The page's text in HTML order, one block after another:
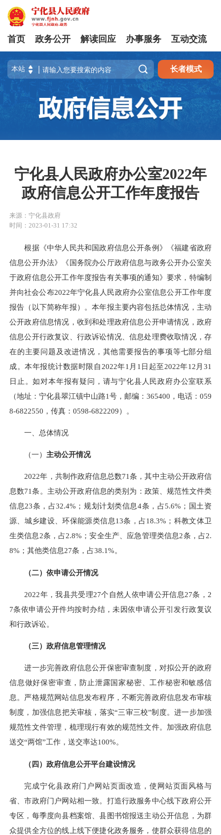
首页 政务公开 解读回应 办事服务 互动交流
 长者模式
宁化县人民政府办公室2022年
政府信息公开工作年度报告
来源：宁化县政府
时间：2023-01-31 17:32
根据《中华人民共和国政府信息公开条例》《福建省政府
信息公开办法》《国务院办公厅政府信息与政务公开办公室关
于政府信息公开工作年度报告有关事项的通知》要求，特编制
并向社会公布2022年宁化县人民政府办公室信息公开工作年度
报告（以下简称年报）。本年报主要内容包括总体情况，主动
公开政府信息情况，收到和处理政府信息公开申请情况，政府
信息公开行政复议、行政诉讼情况、信息处理费收取情况，存
在的主要问题及改进情况，其他需要报告的事项等七部分组
成。本年报统计数据时限自2022年1月1日起至2022年12月31
日止。如对本年报有疑问，请与宁化县人民政府办公室联系
（地址：宁化县翠江镇中山路1号，邮编：365400，电话：059
8-6822550，传真：0598-6822209）。
一、总体情况
（一） 主动公开情况
2022年，共制作政府信息总数71条，其中主动公开政府信
息数71条。主动公开政府信息的类别为：政策、规范性文件类
信息23条，占32.4%；规划计划类信息4条，占5.6%；国土资
源、城乡建设、环保能源类信息13条，占18.3%；科教文体卫
生类信息2条，占2.8%；安全生产、应急管理类信息2条，占2.
8%；其他类信息27条，占38.1%。
（二）依申请公开情况
2022年，我县共受理27个自然人依申请公开信息27条，2
7条依申请公开件均按时办结，未因依申请公开引发行政复议
和行政诉讼。
（三）政府信息管理情况
进一步完善政府信息公开保密审查制度，对拟公开的政府
信息做好保密审查，防止泄露国家秘密、工作秘密和敏感信
息。严格规范网站信息发布程序，不断完善政府信息发布审核
制度，加强信息把关审核，落实“三审三校”制度。进一步加强
规范性文件管理，梳理现行有效的规范性文件。加强政府信息
送交“两馆”工作，送交率达100%。
（四）政府信息公开平台建设情况
完成宁化县政府门户网站页面改造，使网站页面风格与
省、市政府门户网站相一致。打造行政服务中心线下政府公开
专区，每季度向县档案馆、县图书馆报送主动公开信息，为群
众提供全方位的线上线下便捷化政务服务，使群众获得信息的